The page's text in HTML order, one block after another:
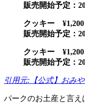
販売開始予定：
クッキー ¥1,200
販売開始予定：
クッキー ¥1,200
販売開始予定：
引用元:【公式】おみ
パークのお土産と言え